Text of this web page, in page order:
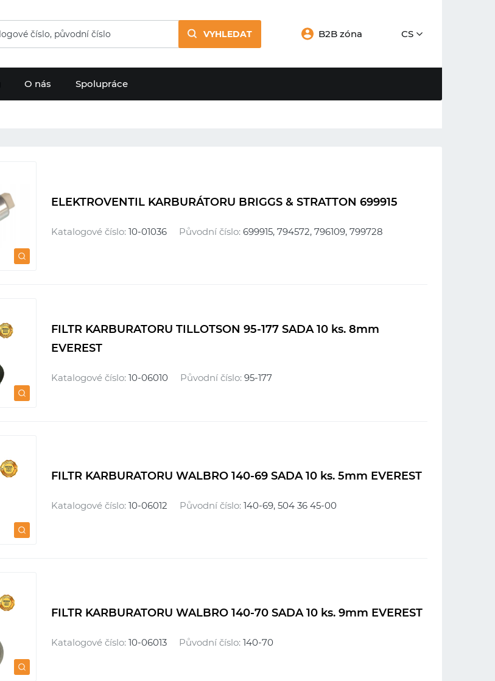
VYHLEDAT B2B zóna CS
O nás Spolupráce
ELEKTROVENTIL KARBURÁTORU BRIGGS & STRATTON 699915
Katalogové číslo: 10-01036 Původní číslo: 699915, 794572, 796109, 799728
FILTR KARBURATORU TILLOTSON 95-177 SADA 10 ks. 8mm
EVEREST
Katalogové číslo: 10-06010 Původní číslo: 95-177
FILTR KARBURATORU WALBRO 140-69 SADA 10 ks. 5mm EVEREST
Katalogové číslo: 10-06012 Původní číslo: 140-69, 504 36 45-00
FILTR KARBURATORU WALBRO 140-70 SADA 10 ks. 9mm EVEREST
Katalogové číslo: 10-06013 Původní číslo: 140-70